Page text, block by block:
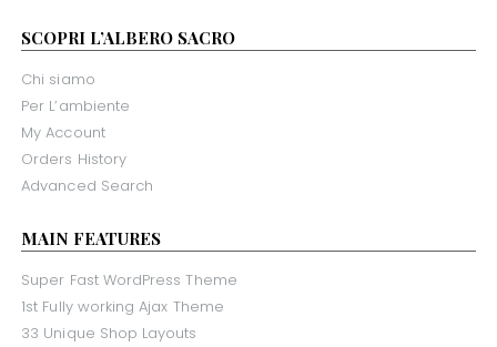
SCOPRI L’ALBERO SACRO
Chi siamo
Per L’ambiente
My Account
Orders History
Advanced Search
MAIN FEATURES
Super Fast WordPress Theme
1st Fully working Ajax Theme
33 Unique Shop Layouts